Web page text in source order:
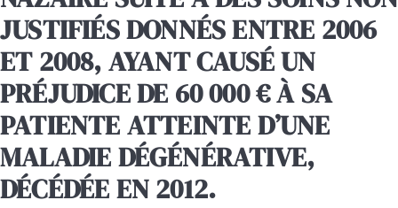
JUSTIFIÉS DONNÉS ENTRE 2006
ET 2008, AYANT CAUSÉ UN
PRÉJUDICE DE 60 000 € À SA
PATIENTE ATTEINTE D’UNE
MALADIE DÉGÉNÉRATIVE,
DÉCÉDÉE EN 2012.